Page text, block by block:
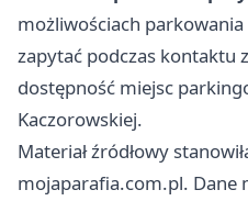
możliwościach
zapytać podczas kontaktu
dostępność miejsc
Kaczorowskiej.
Materiał źródłowy
mojaparafia.com.pl. Dane